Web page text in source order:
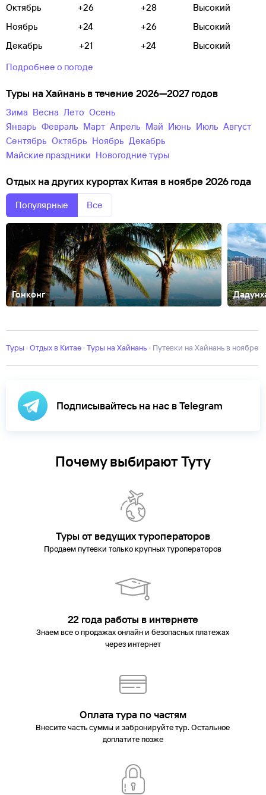
Октябрь +26 +28
Высокий
Ноябрь
+24 +26
Высокий
Декабрь
+21 +24
Высокий
Подробнее о погоде
Туры на Хайнань в течение 2026—2027 годов
зима весна лето
осень
Январь
Февраль Март Апрель Май Июнь Июль
Август
Сентябрь
Октябрь Ноябрь
Декабрь
майские праздники
новогодние туры
Отдых на других курортах Китая в ноябре 2026 года
Популярные Все
Гонконг
Туры · Отдых в Китае · Туры на Хайнань · Путевки на Хайнань в ноябре
Подписывайтесь на нас в Telegram
Почему выбирают Туту
Туры от ведущих туроператоров
Продаем путевки только крупных туроператоров
22 года работы в интернете
Знаем все о продажах онлайн и безопасных платежах
через интернет
Оплата тура по частям
Внесите часть суммы и забронируйте тур. Остальное
доплатите позже